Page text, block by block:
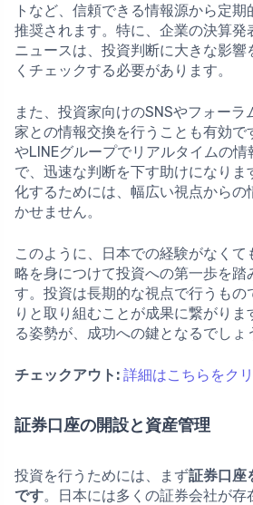
トなど、信頼できる情報源から定
推奨されます。特に、企業の決算発
ニュースは、投資判断に大きな影響
くチェックする必要があります。
また、投資家向けのSNSやフォー
家との情報交換を行うことも有効
やLINEグループでリアルタイムの情
で、迅速な判断を下す助けになりま
化するためには、幅広い視点からの
かせません。
このように、日本での経験がなく
略を身につけて投資への第一歩を踏
す。投資は長期的な視点で行うもの
りと取り組むことが成果に繋がり
る姿勢が、成功への鍵となるでしょ
チェックアウト: 詳細はこちらをク
証券口座の開設と資産管理
投資を行うためには、まず証券口座
です。日本には多くの証券会社が